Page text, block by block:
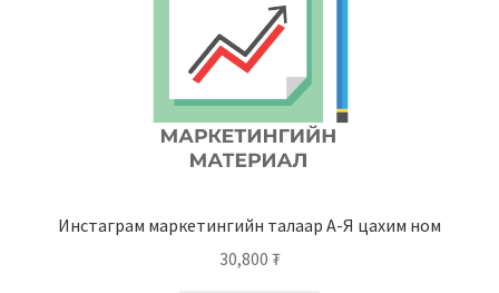
Инстаграм маркетингийн талаар А-Я цахим ном
30,800 ₮